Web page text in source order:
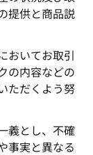
提供と商品説
おいてお取引
の内容などの
ただくよう努
義とし、不確
事実と異なる